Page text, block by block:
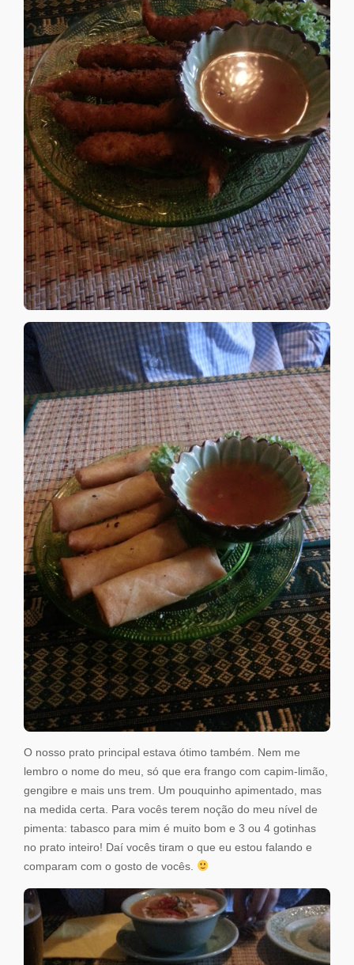
O nosso prato principal estava ótimo também. Nem me
lembro o nome do meu, só que era frango com capim-limão,
gengibre e mais uns trem. Um pouquinho apimentado, mas
na medida certa. Para vocês terem noção do meu nível de
pimenta: tabasco para mim é muito bom e 3 ou 4 gotinhas
no prato inteiro! Daí vocês tiram o que eu estou falando e
comparam com o gosto de vocês.